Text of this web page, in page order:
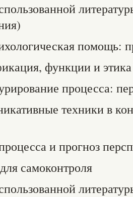
помощь:
функции и
процесса:
техники в
и прогноз
самоконтроля